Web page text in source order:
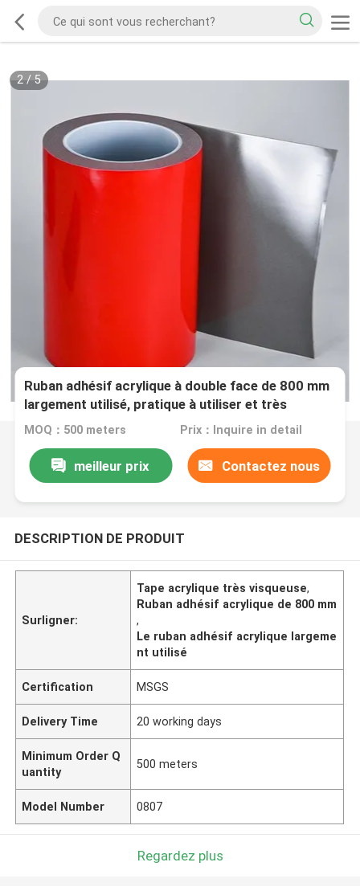
2/5
Ruban adhésif acrylique à double face de 800 mm
largement utilisé, pratique à utiliser et très
visqueux
MOQ：500 meters Prix：Inquire in detail
meilleur prix Contactez nous
DESCRIPTION DE PRODUIT
Surligner:
Tape acrylique très visqueuse,
Ruban adhésif acrylique de 800 mm
,
Le ruban adhésif acrylique largeme
nt utilisé
Certification MSGS
Delivery Time 20 working days
Minimum Order Q
uantity
500 meters
Model Number 0807
Regardez plus